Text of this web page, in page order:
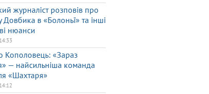
журналіст розповів про
Довбика в «Болоньї» та інші
нюанси
Кополовець: «Зараз
— найсильніша команда
«Шахтаря»